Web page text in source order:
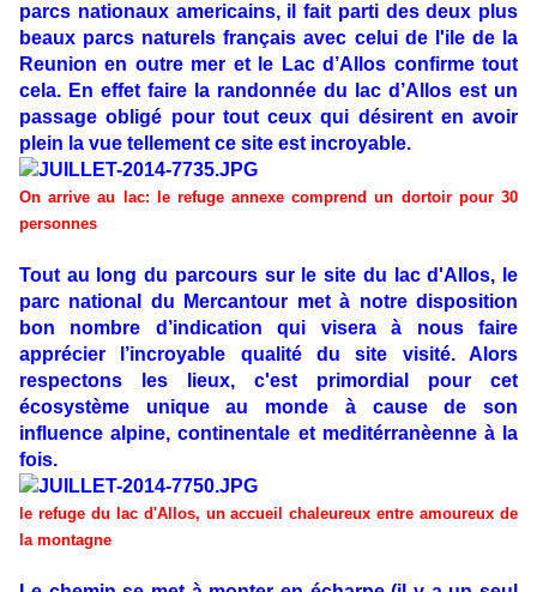
parcs nationaux americains, il fait parti des deux plus
beaux parcs naturels français avec celui de l'ile de la
Reunion en outre mer et le Lac d’Allos confirme tout
cela. En effet faire la randonnée du lac d’Allos est un
passage obligé pour tout ceux qui désirent en avoir
plein la vue tellement ce site est incroyable.
On arrive au lac: le refuge annexe comprend un dortoir pour 30
personnes
Tout au long du parcours sur le site du lac d'Allos, le
parc national du Mercantour met à notre disposition
bon nombre d’indication qui visera à nous faire
apprécier l’incroyable qualité du site visité. Alors
respectons les lieux, c'est primordial pour cet
écosystème unique au monde à cause de son
influence alpine, continentale et meditérranèenne à la
fois.
le refuge du lac d'Allos, un accueil chaleureux entre amoureux de
la montagne